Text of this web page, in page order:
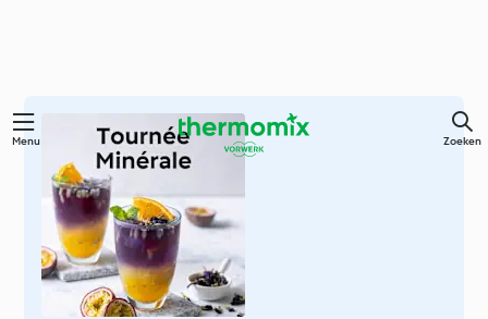
Overslaan
hoofdinhoud
Menu Zoeken